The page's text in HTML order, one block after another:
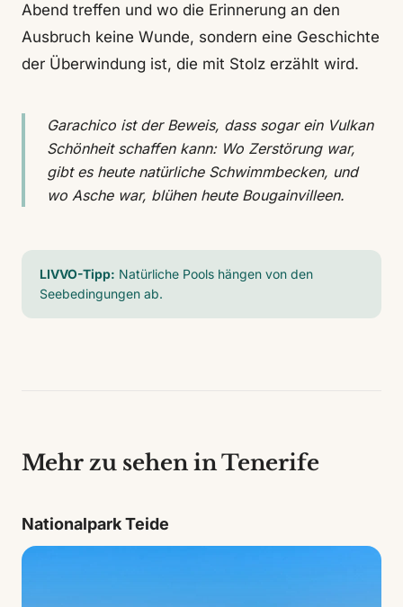
Abend treffen und wo die Erinnerung an den
Ausbruch keine Wunde, sondern eine Geschichte
der Überwindung ist, die mit Stolz erzählt wird.
Garachico ist der Beweis, dass sogar ein Vulkan
Schönheit schaffen kann: Wo Zerstörung war,
gibt es heute natürliche Schwimmbecken, und
wo Asche war, blühen heute Bougainvilleen.
LIVVO-Tipp: Natürliche Pools hängen von den
Seebedingungen ab.
Mehr zu sehen in Tenerife
Nationalpark Teide